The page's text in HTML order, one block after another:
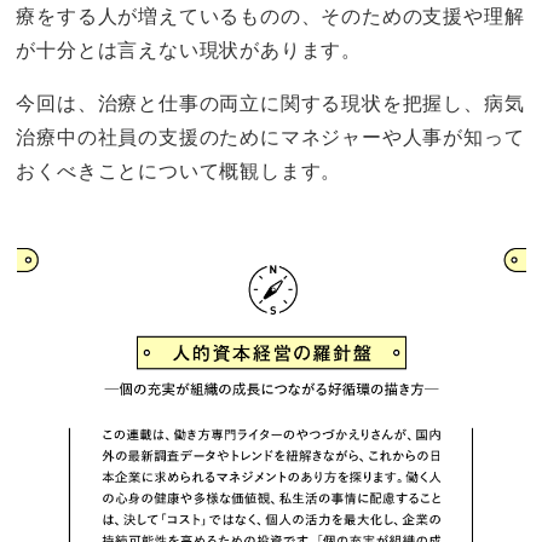
療をする人が増えているものの、そのための支援や理解
が十分とは言えない現状があります。
今回は、治療と仕事の両立に関する現状を把握し、病気
治療中の社員の支援のためにマネジャーや人事が知って
おくべきことについて概観します。